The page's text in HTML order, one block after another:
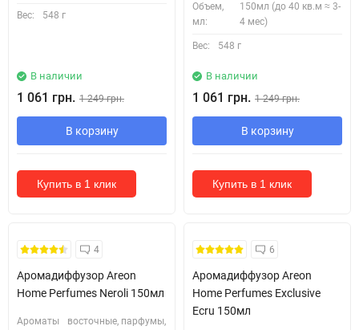
Вес: 548 г
В наличии
1 061 грн. 1 249 грн.
В корзину
Купить в 1 клик
Объем,
мл:
150мл (до 40 кв.м ≈ 3-
4 мес)
Вес: 548 г
В наличии
1 061 грн. 1 249 грн.
В корзину
Купить в 1 клик
Безкоштовна Доставка
4
Аромадиффузор Areon
Home Perfumes Neroli 150мл
Ароматы
восточные, парфумы,
6
Аромадиффузор Areon
Home Perfumes Exclusive
Ecru 150мл